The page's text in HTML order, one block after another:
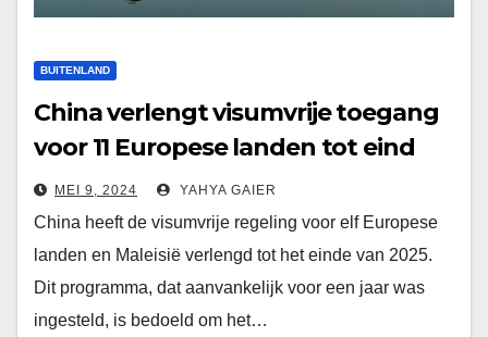
BUITENLAND
China verlengt visumvrije toegang
voor 11 Europese landen tot eind
2025
MEI 9, 2024 YAHYA GAIER
China heeft de visumvrije regeling voor elf Europese
landen en Maleisië verlengd tot het einde van 2025.
Dit programma, dat aanvankelijk voor een jaar was
ingesteld, is bedoeld om het…